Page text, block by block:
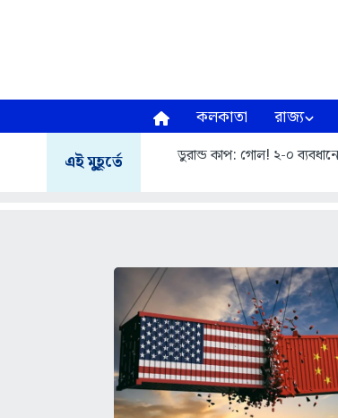
কলকাতা রাজ্য
এই মুহূর্তে ডুরান্ড কাপ: গোল! ২-০